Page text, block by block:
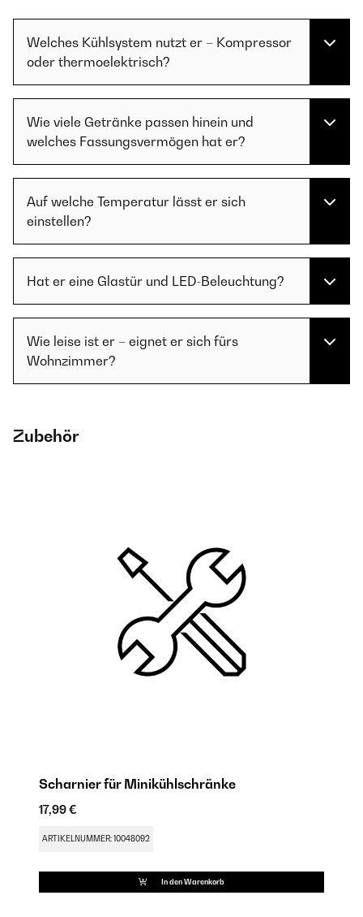
Welches Kühlsystem nutzt er – Kompressor
oder thermoelektrisch?
Wie viele Getränke passen hinein und
welches Fassungsvermögen hat er?
Auf welche Temperatur lässt er sich
einstellen?
Hat er eine Glastür und LED-Beleuchtung?
Wie leise ist er – eignet er sich fürs
Wohnzimmer?
Zubehör
Scharnier für Minikühlschränke
17,99 €
ARTIKELNUMMER: 10048092
In den Warenkorb